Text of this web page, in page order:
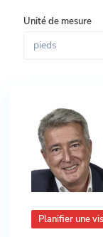
Unité de mesure
Planifier une